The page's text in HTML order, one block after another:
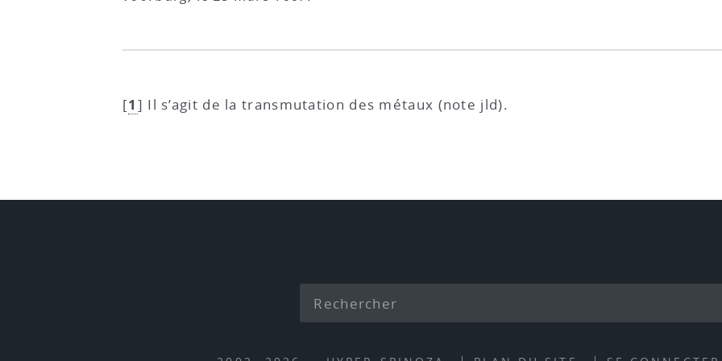
[1 ] Il s’agit de la transmutation des métaux (note jld).